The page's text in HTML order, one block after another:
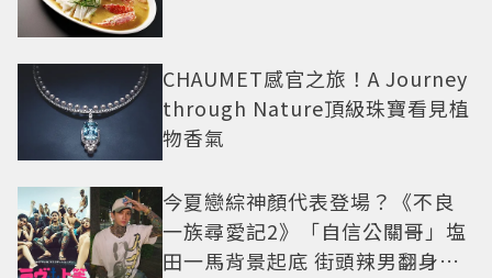
CHAUMET感官之旅！A Journey
through Nature頂級珠寶看見植
物香氣
今夏戀綜神顏代表登場？《不良
一族尋愛記2》「自信公關哥」塩
田一馬背景起底 街頭辣男翻身當